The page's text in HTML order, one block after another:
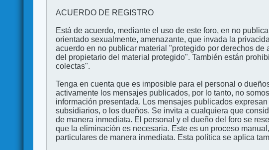
ACUERDO DE REGISTRO
Está de acuerdo, mediante el uso de este foro, en no
orientado sexualmente, amenazante, que invada la
acuerdo en no publicar material "protegido por derechos
del propietario del material protegido". También están
colectas".
Tenga en cuenta que es imposible para el personal o
activamente los mensajes publicados, por lo tanto, no
información presentada. Los mensajes publicados
subsidiarios, o los dueños. Se invita a cualquiera que
de manera inmediata. El personal y el dueño del foro se
que la eliminación es necesaria. Este es un proceso
particulares de manera inmediata. Esta política se aplica